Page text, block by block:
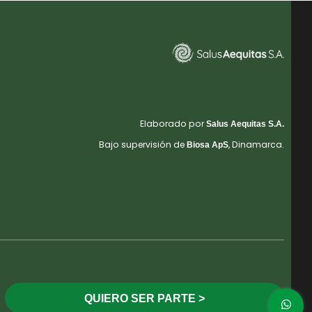
Elaborado por Salus Aequitas S.A.
Bajo supervisión de Biosa ApS, Dinamarca.